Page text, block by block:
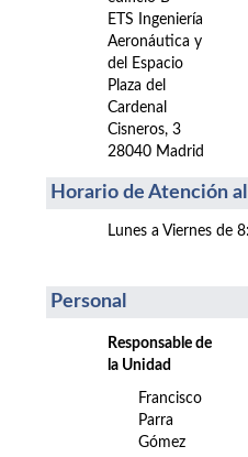
ETS Ingeniería
Aeronáutica y
del Espacio
Plaza del
Cardenal
Cisneros, 3
28040 Madrid
Horario de Atención
Lunes a Viernes de
Personal
Responsable de
la Unidad
Francisco
Parra
Gómez